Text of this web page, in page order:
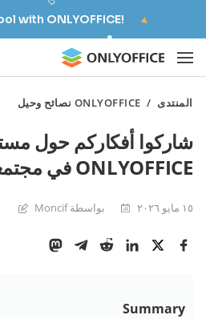
with ONLYOFFICE!
المنتدى / ONLYOFFICE نصائح وحيل
شاركوا أفكاركم حول
ONLYOFFICE في مجتمعنا
١٥ مايو ٢٠٢٦ بواسطة Moncif
Summary